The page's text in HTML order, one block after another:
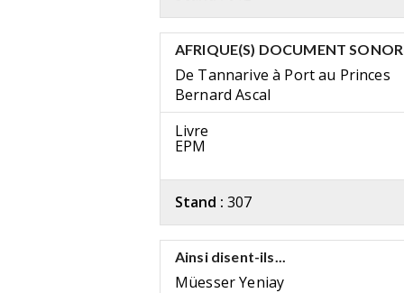
AFRIQUE(S) DOCUMENT
De Tannarive à Port au Princes
Bernard Ascal
Livre
EPM
Stand : 307
Ainsi disent-ils...
Müesser Yeniay